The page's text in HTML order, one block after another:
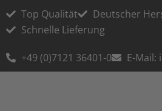
Top Qualität
Deutscher
Schnelle Lieferung
+49 (0)7121 36401-0 E-Mail: